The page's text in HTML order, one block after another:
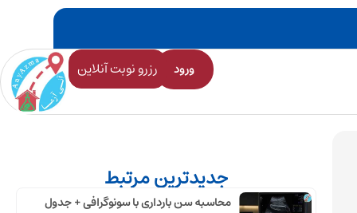
ورود رزرو نوبت آنلاین
جدیدترین مرتبط
محاسبه سن بارداری با سونوگرافی + جدول